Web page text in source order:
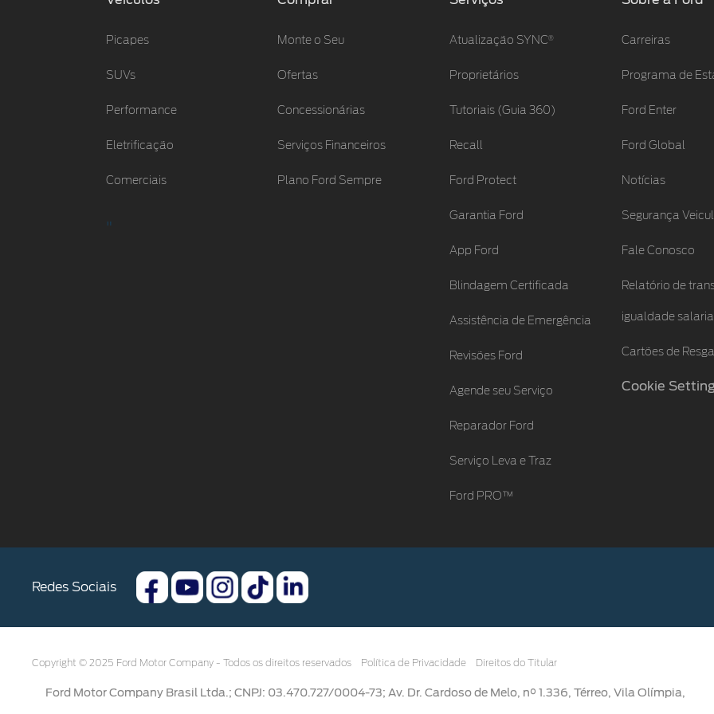
Picapes
SUVs
Performance
Eletrificação
Comerciais
"
Monte o Seu
Ofertas
Concessionárias
Serviços Financeiros
Plano Ford Sempre
Atualização SYNC®
Proprietários
Tutoriais (Guia 360)
Recall
Ford Protect
Garantia Ford
App Ford
Blindagem Certificada
Assistência de Emergência
Revisões Ford
Agende seu Serviço
Reparador Ford
Serviço Leva e Traz
Ford PRO™
Carreiras
Programa de
Ford Enter
Ford Global
Notícias
Segurança
Fale Conosco
Relatório de
igualdade
Cartões de
Cookie
Redes Sociais
Copyright © 2025 Ford Motor Company - Todos os direitos reservados Política de Privacidade Direitos do Titular
Ford Motor Company Brasil Ltda.; CNPJ: 03.470.727/0004-73; Av. Dr. Cardoso de Melo, n° 1.336, Térreo, Vila Olímpia,